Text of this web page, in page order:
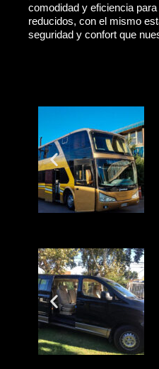
comodidad y eficiencia para
reducidos, con el mismo
seguridad y confort que